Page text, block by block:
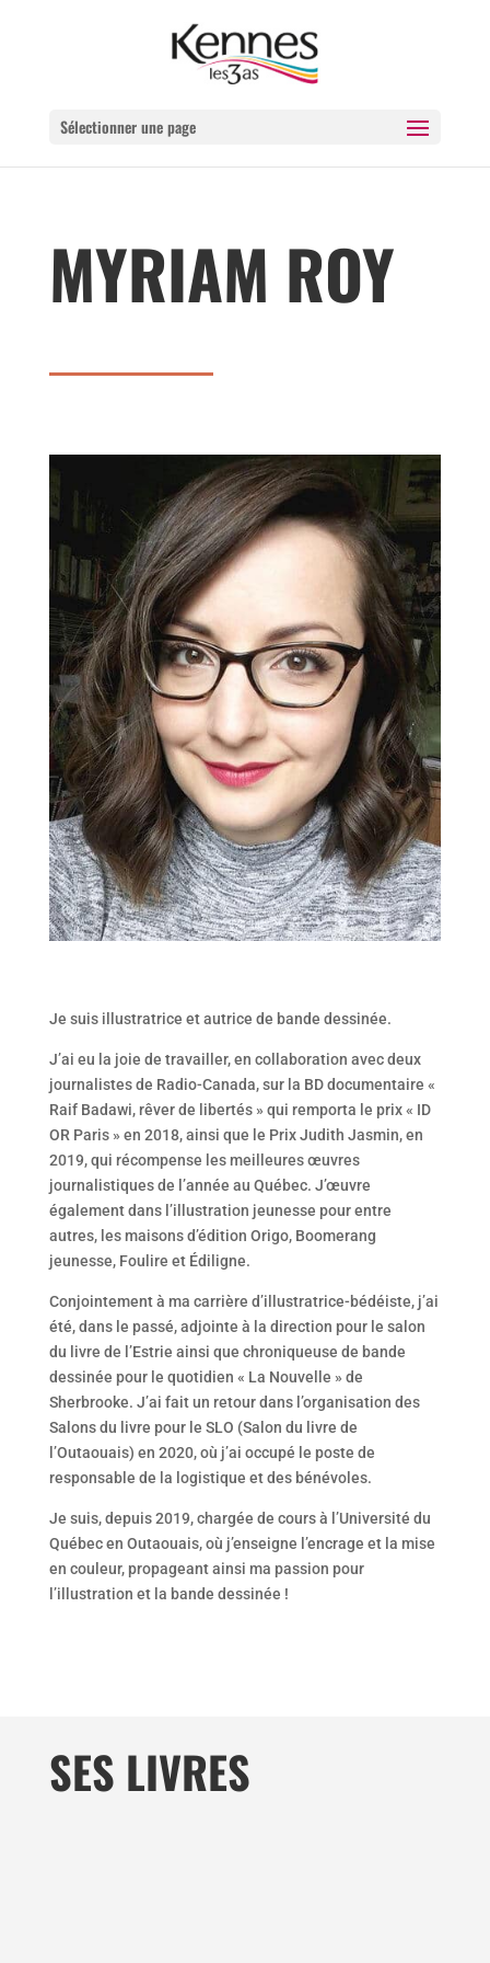
Sélectionner une page
MYRIAM ROY
Je suis illustratrice et autrice de bande dessinée.
J’ai eu la joie de travailler, en collaboration avec deux
journalistes de Radio-Canada, sur la BD documentaire «
Raif Badawi, rêver de libertés » qui remporta le prix « ID
OR Paris » en 2018, ainsi que le Prix Judith Jasmin, en
2019, qui récompense les meilleures œuvres
journalistiques de l’année au Québec. J’œuvre
également dans l’illustration jeunesse pour entre
autres, les maisons d’édition Origo, Boomerang
jeunesse, Foulire et Édiligne.
Conjointement à ma carrière d’illustratrice-bédéiste, j’ai
été, dans le passé, adjointe à la direction pour le salon
du livre de l’Estrie ainsi que chroniqueuse de bande
dessinée pour le quotidien « La Nouvelle » de
Sherbrooke. J’ai fait un retour dans l’organisation des
Salons du livre pour le SLO (Salon du livre de
l’Outaouais) en 2020, où j’ai occupé le poste de
responsable de la logistique et des bénévoles.
Je suis, depuis 2019, chargée de cours à l’Université du
Québec en Outaouais, où j’enseigne l’encrage et la mise
en couleur, propageant ainsi ma passion pour
l’illustration et la bande dessinée !
SES LIVRES